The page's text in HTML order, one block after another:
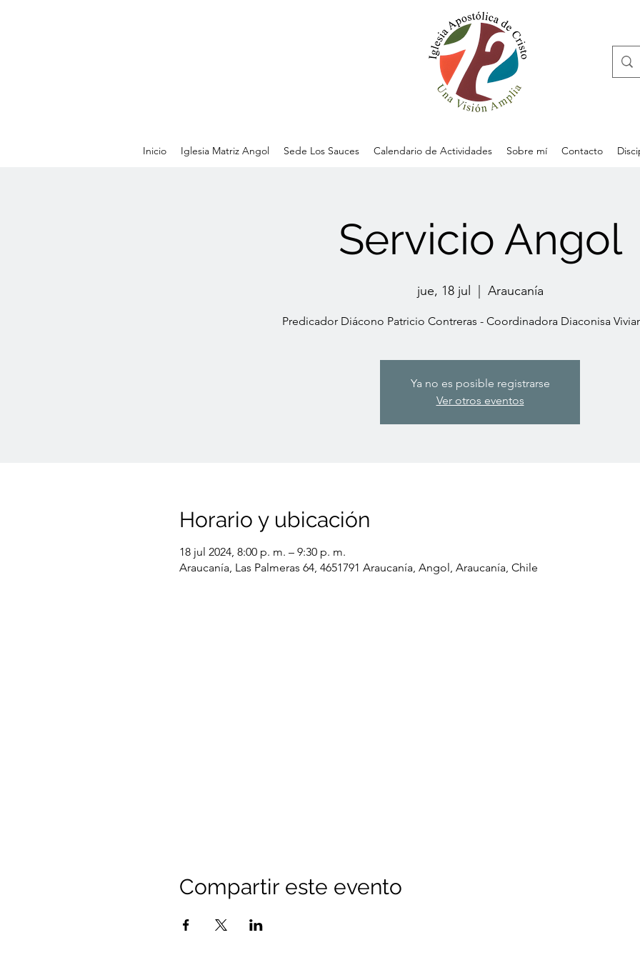
Inicio Iglesia Matriz Angol Sede Los Sauces Calendario de Actividades Sobre mí Contacto
Servicio Angol
jue, 18 jul Araucanía
Predicador Diácono Patricio Contreras - Coordinadora Diaconisa
Ya no es posible registrarse
Ver otros eventos
Horario y ubicación
18 jul 2024, 8:00 p. m. – 9:30 p. m.
Araucanía, Las Palmeras 64, 4651791 Araucanía, Angol, Araucanía, Chile
Compartir este evento